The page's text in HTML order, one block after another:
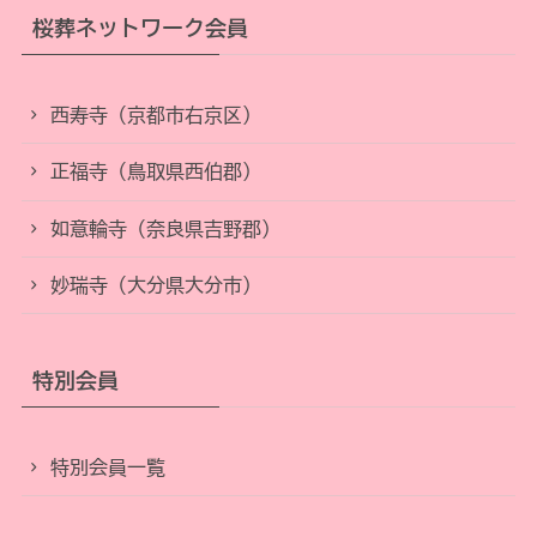
桜葬ネットワーク会員
西寿寺（京都市右京区）
正福寺（鳥取県西伯郡）
如意輪寺（奈良県吉野郡）
妙瑞寺（大分県大分市）
特別会員
特別会員一覧